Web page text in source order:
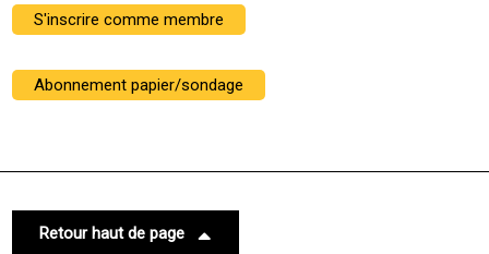
S'inscrire comme membre
Abonnement papier/sondage
Retour haut de page